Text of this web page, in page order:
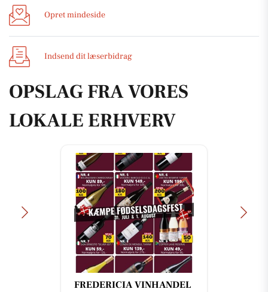
Opret mindeside
Indsend dit læserbidrag
OPSLAG FRA VORES
LOKALE ERHVERV
FREDERICIA VINHANDEL